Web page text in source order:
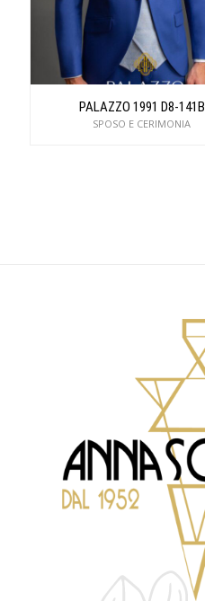
PALAZZO 1991 D8-141B
SPOSO E CERIMONIA